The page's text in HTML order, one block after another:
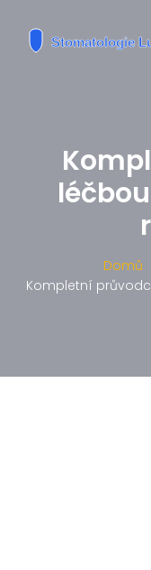
Domů
Kompletní